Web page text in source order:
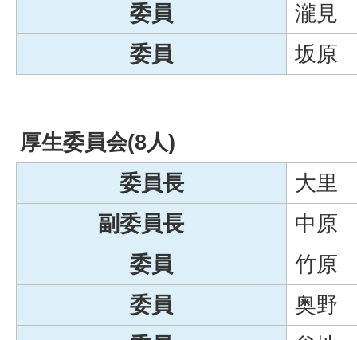
委員
瀧見
委員
坂原
厚生委員会(8人)
委員長
大里
副委員長
中原
委員
竹原
委員
奥野